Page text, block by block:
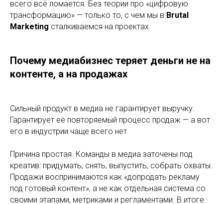
всего всё ломается. Без теории про «цифровую
трансформацию» — только то, с чем мы в Brutal
Marketing сталкиваемся на проектах.
Почему медиабизнес теряет деньги не на
контенте, а на продажах
Сильный продукт в медиа не гарантирует выручку.
Гарантирует её повторяемый процесс продаж — а вот
его в индустрии чаще всего нет.
Причина простая. Команды в медиа заточены под
креатив: придумать, снять, выпустить, собрать охваты.
Продажи воспринимаются как «допродать рекламу
под готовый контент», а не как отдельная система со
своими этапами, метриками и регламентами. В итоге